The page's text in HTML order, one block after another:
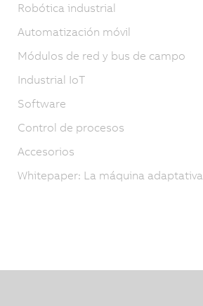
Robótica industrial
Automatización móvil
Módulos de red y bus de campo
Industrial IoT
Software
Control de procesos
Accesorios
Whitepaper: La máquina adaptativa